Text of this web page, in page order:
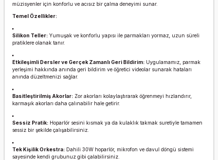
müzisyenler için konforlu ve acısız bir çalma deneyimi sunar.
Temel Özellikler:
Silikon Teller: Yumuşak ve konforlu yapısı ile parmakları yormaz, uzun süreli
pratiklere olanak tanır.
Etkileşimli Dersler ve Gerçek Zamanlı Geri Bildirim: Uygulamamız, parmak
yerleşimi hakkında anında geri bildirim ve öğretici videolar sunarak hataları
anında düzeltmenizi sağlar.
Basitleştirilmiş Akorlar: Zor akorları kolaylaştırarak öğrenmeyi hızlandırır,
karmaşık akorları daha çalınabilir hale getirir.
Sessiz Pratik: Hoparlör sesini kısmak ya da kulaklık takmak suretiyle tamamen
sessiz bir şekilde çalışabilirsiniz.
Tek Kişilik Orkestra: Dahili 30W hoparlör, mikrofon ve davul döngü sistemi
sayesinde kendi grubunuz gibi çalabilirsiniz.